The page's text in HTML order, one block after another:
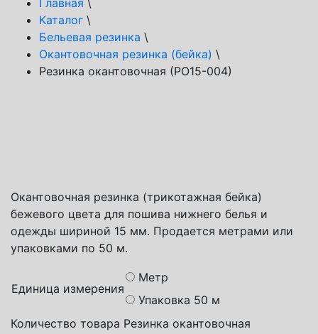
Каталог \
Бельевая резинка \
Окантовочная резинка (бейка) \
Резинка окантовочная (РО15-004)
Окантовочная резинка (трикотажная бейка)
бежевого цвета для пошива нижнего белья и
одежды шириной 15 мм. Продается метрами или
упаковками по 50 м.
Единица измерения
Метр
Упаковка 50 м
Количество товара Резинка окантовочная